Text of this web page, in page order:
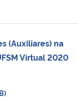
(Auxiliares) na
Virtual 2020